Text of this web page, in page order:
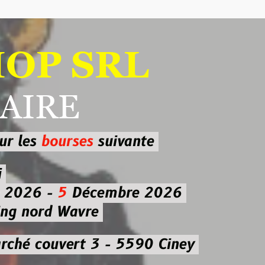
SRL
suivante
5Décembre 2026
Wavre
3 - 5590 Ciney